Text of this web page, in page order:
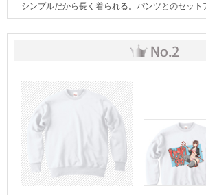
シンプルだから長く着られる。パンツとのセット